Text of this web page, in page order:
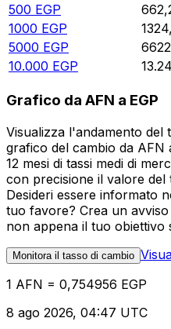
500 EGP
1000 EGP
5000 EGP
10.000 EGP
Grafico da AFN a EGP
Visualizza l'andamento
grafico del cambio da AFN
12 mesi di tassi medi di
con precisione il valore
Desideri essere informato
tuo favore? Crea un
non appena il tuo obiettivo
Monitora il tasso di cambio
1 AFN = 0,754956 EGP
8 ago 2026, 04:47 UTC